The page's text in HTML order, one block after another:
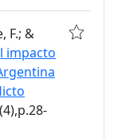
F.; &
impacto